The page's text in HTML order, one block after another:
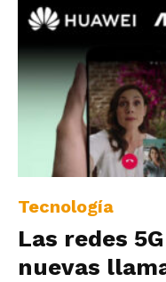
Tecnología
Las redes
nuevas